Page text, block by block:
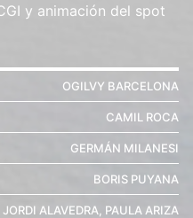
y animación del spot
OGILVY BARCELONA
CAMIL ROCA
GERMÁN MILANESI
BORIS PUYANA
JORDI ALAVEDRA, PAULA ARIZA